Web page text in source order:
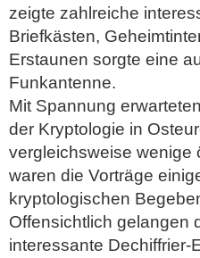
zeigte zahlreiche
Briefkästen,
Erstaunen sorgte eine
Funkantenne.
Mit Spannung
der Kryptologie in
vergleichsweise wenige
waren die Vorträge
kryptologischen
Offensichtlich gelangen
interessante Dechiffrier-